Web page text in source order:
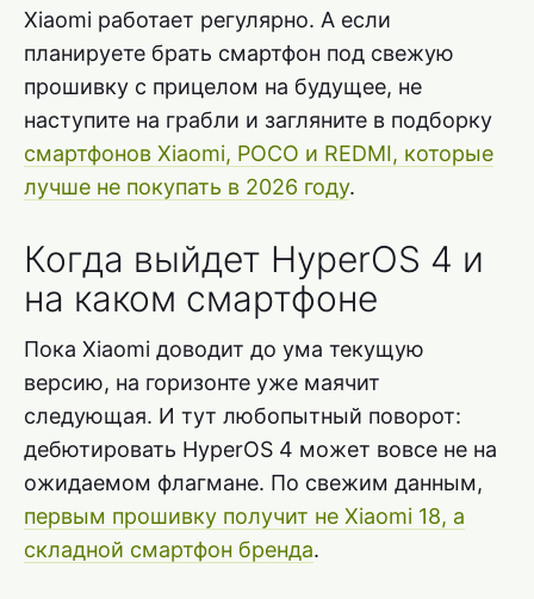
Xiaomi работает регулярно. А если
планируете брать смартфон под свежую
прошивку с прицелом на будущее, не
наступите на грабли и загляните в подборку
смартфонов Xiaomi, POCO и REDMI, которые
лучше не покупать в 2026 году.
Когда выйдет HyperOS 4 и
на каком смартфоне
Пока Xiaomi доводит до ума текущую
версию, на горизонте уже маячит
следующая. И тут любопытный поворот:
дебютировать HyperOS 4 может вовсе не на
ожидаемом флагмане. По свежим данным,
первым прошивку получит не Xiaomi 18, а
складной смартфон бренда.